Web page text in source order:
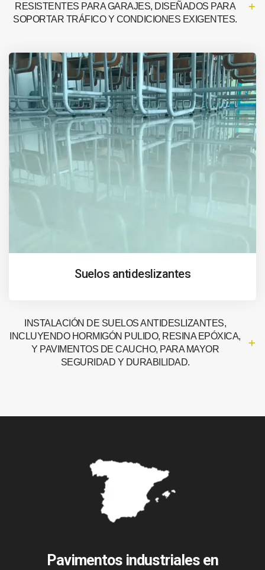
RESISTENTES PARA GARAJES, DISEÑADOS PARA
SOPORTAR TRÁFICO Y CONDICIONES EXIGENTES.
Suelos antideslizantes
INSTALACIÓN DE SUELOS ANTIDESLIZANTES,
INCLUYENDO HORMIGÓN PULIDO, RESINA EPÓXICA,
Y PAVIMENTOS DE CAUCHO, PARA MAYOR
SEGURIDAD Y DURABILIDAD.
Pavimentos industriales en